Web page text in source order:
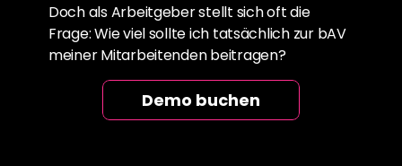
Doch als Arbeitgeber stellt sich oft die
Frage: Wie viel sollte ich tatsächlich zur bAV
meiner Mitarbeitenden beitragen?
Demo buchen